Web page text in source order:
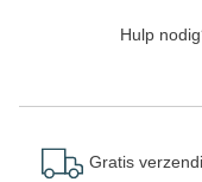
Hulp
Gratis